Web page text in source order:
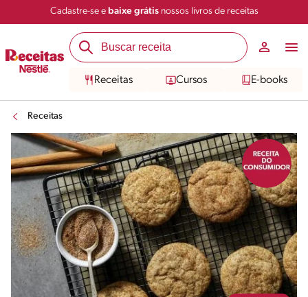
Cadastre-se e baixe grátisnossos livros de receitas
Receitas Cursos E-books
Receitas
Salvar Compartilhar